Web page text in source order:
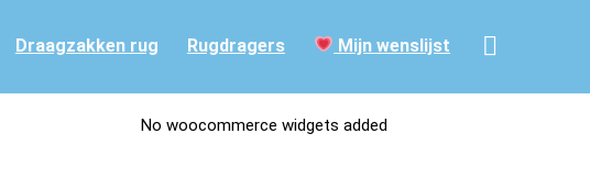
Draagzakken rug Rugdragers Mijn wenslijst
No woocommerce widgets added